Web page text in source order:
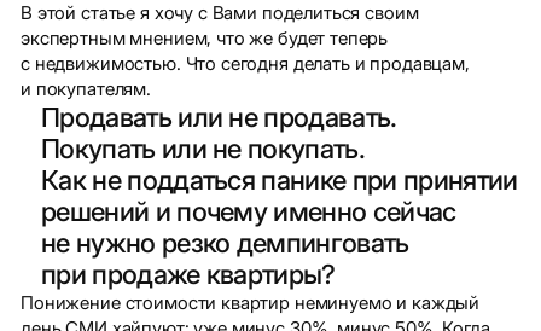
В этой статье я хочу с Вами поделиться своим
экспертным мнением, что же будет теперь
с недвижимостью. Что сегодня делать и продавцам,
и покупателям.
Продавать или не продавать.
Покупать или не покупать.
Как не поддаться панике при принятии
решений и почему именно сейчас
не нужно резко демпинговать
при продаже квартиры?
Понижение стоимости квартир неминуемо и каждый